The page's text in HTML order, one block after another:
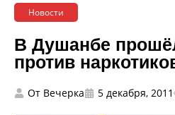
Новости
В Душанбе
против
От Вечерка 5 декабря, 2011